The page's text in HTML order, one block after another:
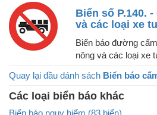
Biển số P.140.
và các loại xe
Biển báo đường
nông và các loại xe
Quay lại đầu dánh sách Biển báo
Các loại biển báo khác